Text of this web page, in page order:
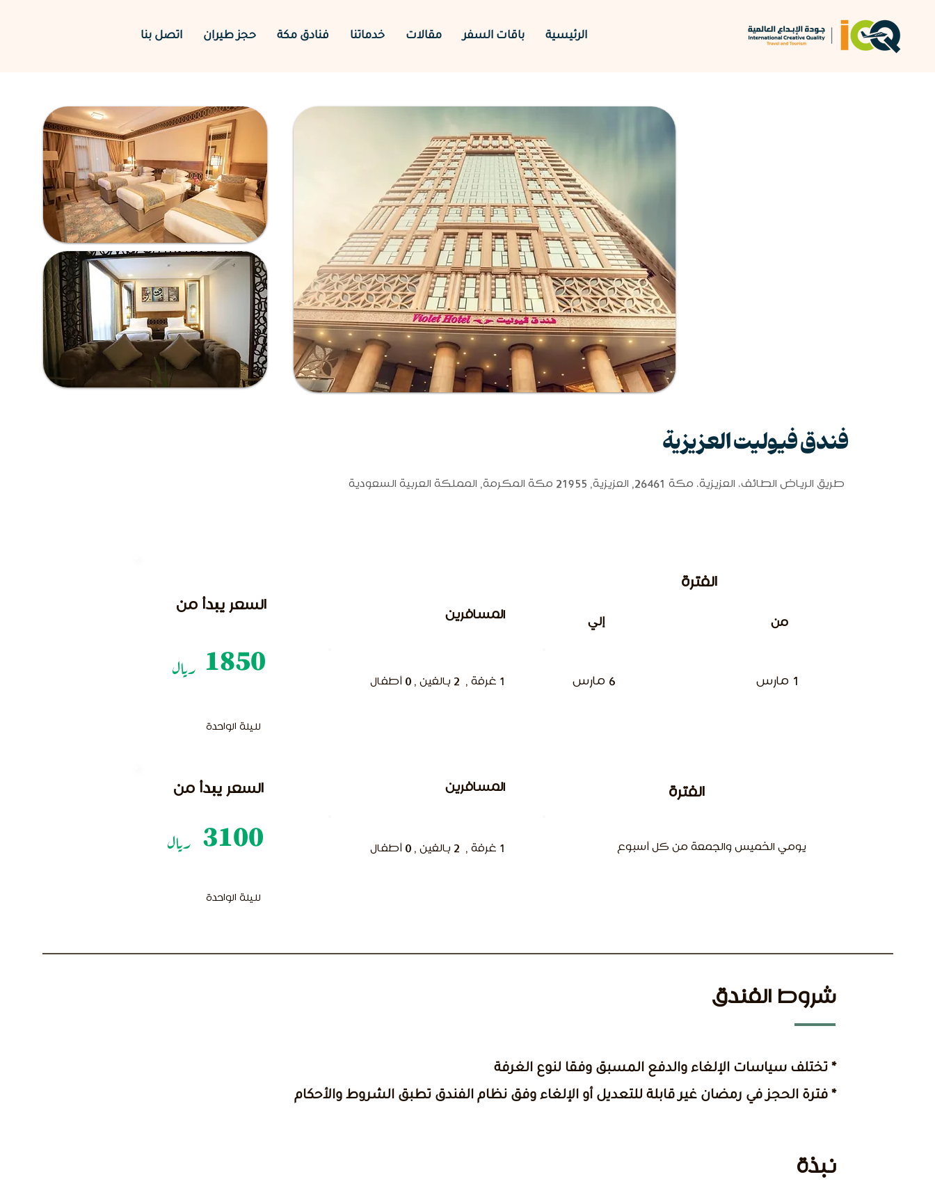
اتصل بنا حجز طيران فنادق مكة خدماتنا مقالات باقات السفر الرئيسية
فندق فيوليت العزيزية
طريق الرياض الطائف، العزيزية، مكة 26461, العزيزية, 21955 مكة المكرمة, المملكة العربية السعودية
السعر يبدأ من
ريال 1850
لليلة الواحدة
المسافرين
1 غرفة , 2 بالغين , 0 أطفال
إلي
الفترة
من
6 مارس 1 مارس
السعر يبدأ من
ريال 3100
لليلة الواحدة
المسافرين
1 غرفة , 2 بالغين , 0 أطفال
الفترة
يومي الخميس والجمعة من كل أسبوع
شروط الفندق
* تختلف سياسات الإلغاء والدفع المسبق وفقا لنوع الغرفة
* فترة الحجز في رمضان غير قابلة للتعديل أو الإلغاء وفق نظام الفندق تطبق الشروط والأحكام
نبذة